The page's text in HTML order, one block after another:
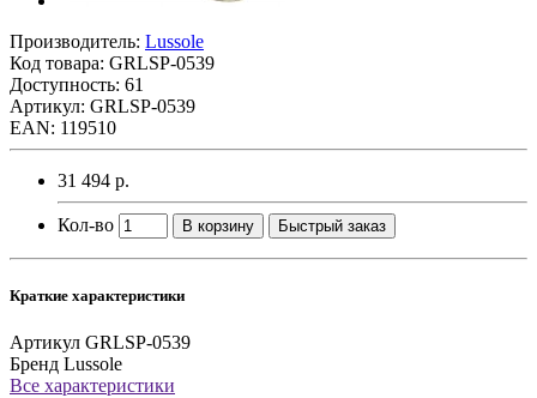
Производитель: Lussole
Код товара: GRLSP-0539
Доступность: 61
Артикул: GRLSP-0539
EAN: 119510
31 494 р.
Кол-во В корзину Быстрый заказ
Краткие характеристики
Артикул GRLSP-0539
Бренд Lussole
Все характеристики